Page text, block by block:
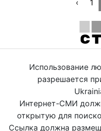
‹ 1
Использование
разрешается
Интернет-СМИ
открытую для
Ссылка должна